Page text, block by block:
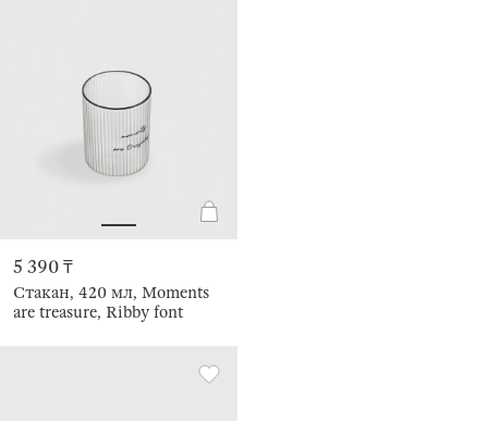
5 390 ₸
Стакан, 420 мл, Moments
are treasure, Ribby font